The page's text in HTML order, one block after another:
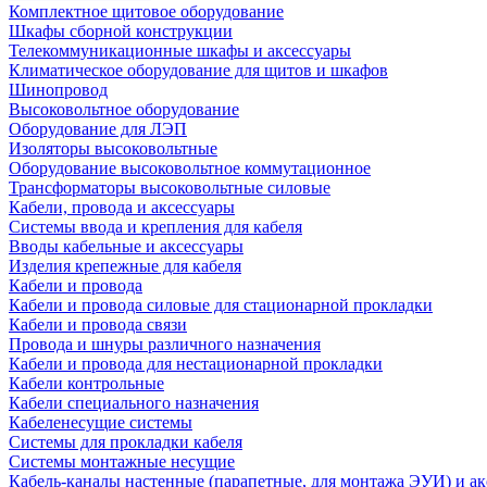
Комплектное щитовое оборудование
Шкафы сборной конструкции
Телекоммуникационные шкафы и аксессуары
Климатическое оборудование для щитов и шкафов
Шинопровод
Высоковольтное оборудование
Оборудование для ЛЭП
Изоляторы высоковольтные
Оборудование высоковольтное коммутационное
Трансформаторы высоковольтные силовые
Кабели, провода и аксессуары
Системы ввода и крепления для кабеля
Вводы кабельные и аксессуары
Изделия крепежные для кабеля
Кабели и провода
Кабели и провода силовые для стационарной прокладки
Кабели и провода связи
Провода и шнуры различного назначения
Кабели и провода для нестационарной прокладки
Кабели контрольные
Кабели специального назначения
Кабеленесущие системы
Системы для прокладки кабеля
Системы монтажные несущие
Кабель-каналы настенные (парапетные, для монтажа ЭУИ) и